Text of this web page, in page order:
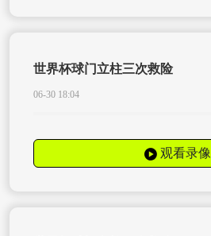
世界杯球门立柱三次救险
06-30 18:04
观看录像